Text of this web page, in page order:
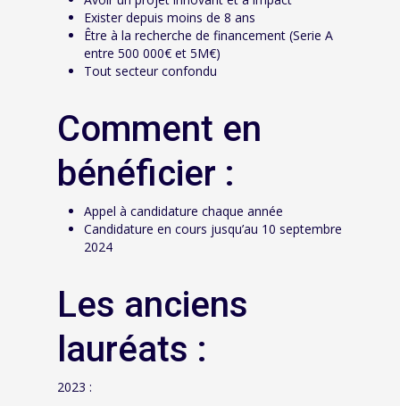
Exister depuis moins de 8 ans
Être à la recherche de financement (Serie A
entre 500 000€ et 5M€)
Tout secteur confondu
Comment en
bénéficier :
Appel à candidature chaque année
Candidature en cours jusqu’au 10 septembre
2024
Les anciens
lauréats :
2023 :